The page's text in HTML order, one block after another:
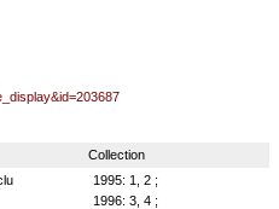
Collection
1995: 1, 2 ;
1996: 3, 4 ;